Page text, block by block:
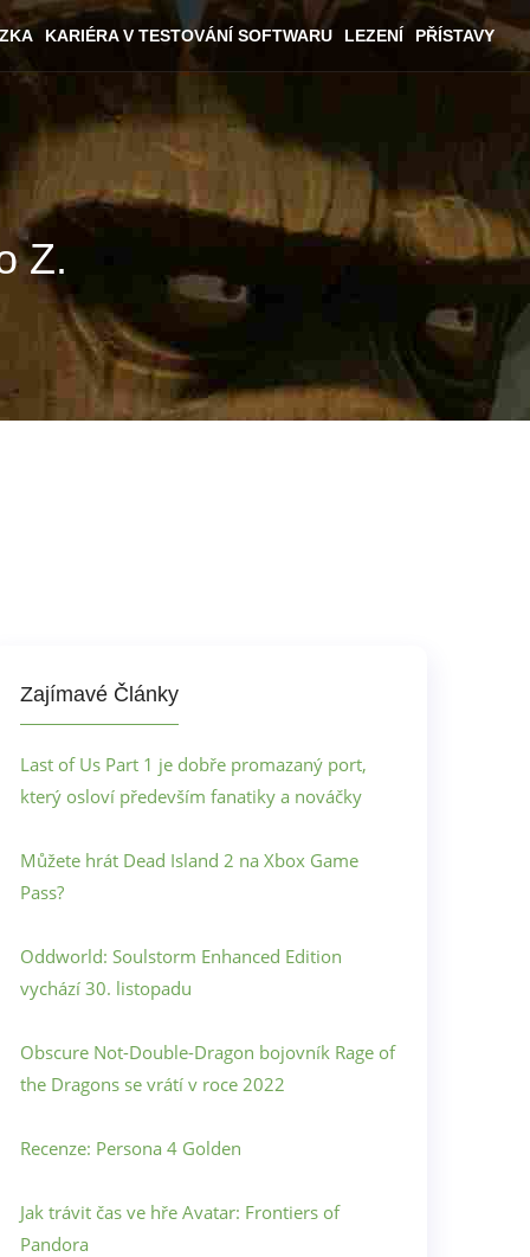
KARIÉRA V TESTOVÁNÍ SOFTWARU LEZENÍ PŘÍSTAVY
Z.
Zajímavé Články
Last of Us Part 1 je dobře promazaný port,
který osloví především fanatiky a nováčky
Můžete hrát Dead Island 2 na Xbox Game
Pass?
Oddworld: Soulstorm Enhanced Edition
vychází 30. listopadu
Obscure Not-Double-Dragon bojovník Rage of
the Dragons se vrátí v roce 2022
Recenze: Persona 4 Golden
Jak trávit čas ve hře Avatar: Frontiers of
Pandora